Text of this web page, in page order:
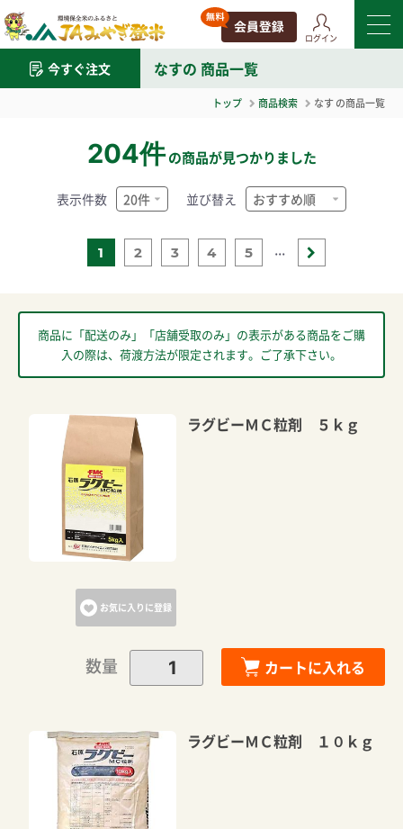
ログイン
今すぐ注文 なすの 商品一覧
トップ 商品検索 なすの商品一覧
204件 の商品が見つかりました
1 2 3 4 5 ...
表示件数 並び替え
商品に「配送のみ」「店舗受取のみ」の表示がある商品をご購
入の際は、荷渡方法が限定されます。ご了承下さい。
お気に入りに登録
ラグビーＭＣ粒剤 ５ｋｇ
数量 カートに入れる
ラグビーＭＣ粒剤 １０ｋｇ